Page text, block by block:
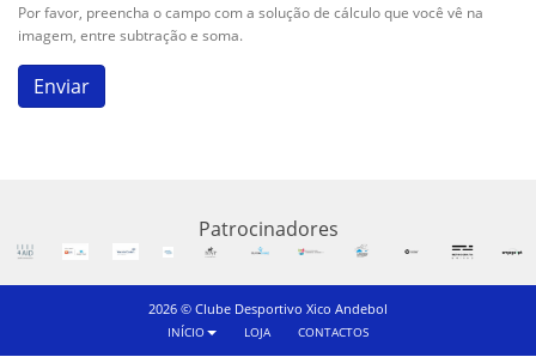
Por favor, preencha o campo com a solução de cálculo que você vê na
imagem, entre subtração e soma.
Patrocinadores
2026 © Clube Desportivo Xico Andebol
INÍCIO LOJA CONTACTOS